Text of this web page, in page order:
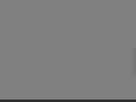
États-Unis
autorités